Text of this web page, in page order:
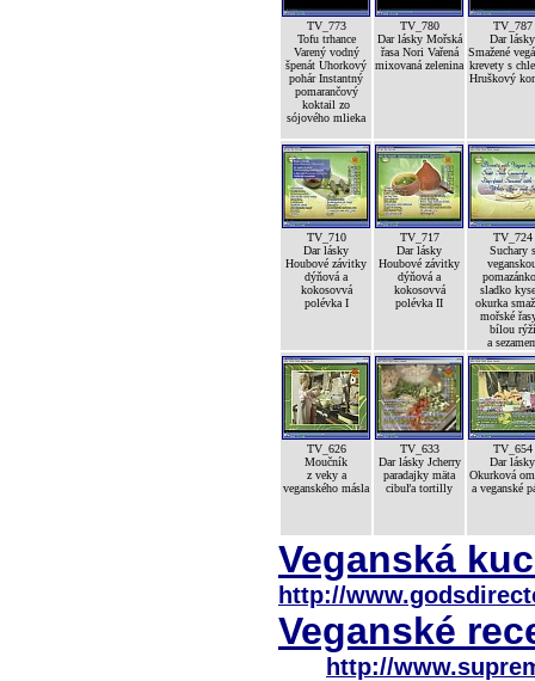
TV_773
Tofu trhance
Varený vodný
špenát Uhorkový
pohár Instantný
pomarančový
koktail zo
sójového mlieka
TV_780
Dar lásky Mořská
řasa Nori Vařená
mixovaná zelenina
TV_787
Dar lásky
Smažené
krevety s
Hruškový
TV_710
Dar lásky
Houbové závitky
dýňová a
kokosovvá
polévka I
TV_717
Dar lásky
Houbové závitky
dýňová a
kokosovvá
polévka II
TV_724
Suchary s
sladko
okurka
mořské
bílou rýží
a
TV_626
Moučník
z veky a
veganského másla
TV_633
Dar lásky Jcherry
paradajky mäta
cibuľa tortilly
TV_654
Dar lásky
Okurková
a veganské
Veganská
http://
Veganské
http://